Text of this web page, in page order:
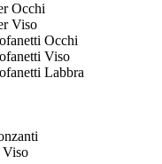
Occhi
Viso
Occhi
Viso
Labbra